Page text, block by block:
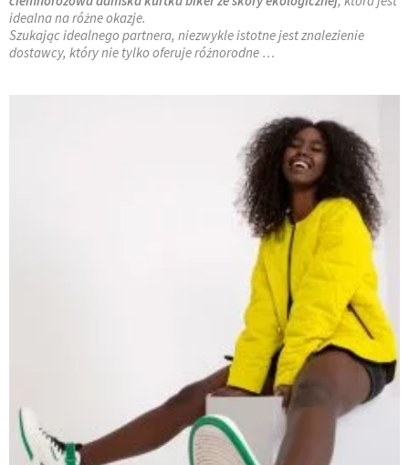
idealna na różne okazje.
Szukając idealnego partnera, niezwykle istotne jest znalezienie
dostawcy, który nie tylko oferuje różnorodne …